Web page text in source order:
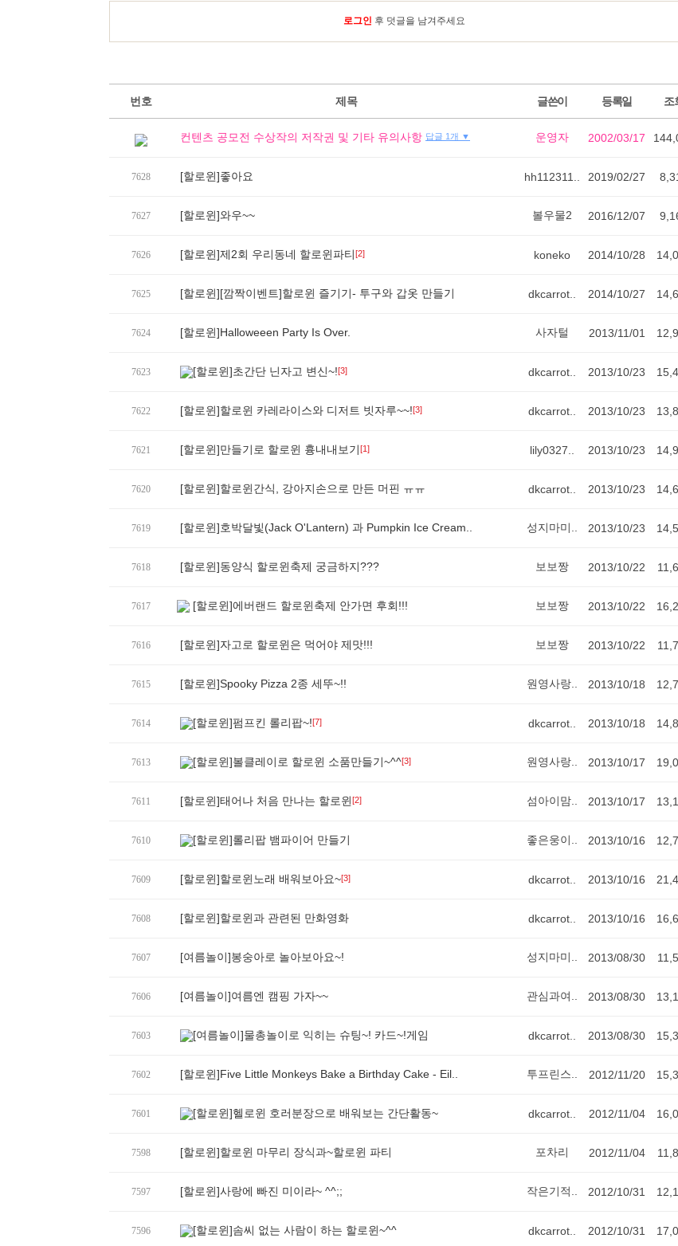
로그인 후 덧글을 남겨주세요
번호 제목 글쓴이 등록일 조
컨텐츠 공모전 수상작의 저작권 및 기타 유의사항 답글 1개 ▼ 운영자 2002/03/17
7628 [할로윈]좋아요 hh112311.. 2019/02/27
7627 [할로윈]와우~~ 볼우물2 2016/12/07
7626 [할로윈]제2회 우리동네 할로윈파티[2] koneko 2014/10/28
7625 [할로윈][깜짝이벤트]할로윈 즐기기- 투구와 갑옷 만들기 dkcarrot.. 2014/10/27
7624 [할로윈]Halloweeen Party Is Over. 사자털 2013/11/01
7623 [할로윈]초간단 닌자고 변신~![3] dkcarrot.. 2013/10/23
7622 [할로윈]할로윈 카레라이스와 디저트 빗자루~~![3] dkcarrot.. 2013/10/23
7621 [할로윈]만들기로 할로윈 흉내내보기[1] lily0327.. 2013/10/23
7620 [할로윈]할로윈간식, 강아지손으로 만든 머핀 ㅠㅠ dkcarrot.. 2013/10/23
7619 [할로윈]호박달빛(Jack O'Lantern) 과 Pumpkin Ice Cream.. 성지마미.. 2013/10/23
7618 [할로윈]동양식 할로윈축제 궁금하지??? 보보짱 2013/10/22
7617 [할로윈]에버랜드 할로윈축제 안가면 후회!!! 보보짱 2013/10/22
7616 [할로윈]자고로 할로윈은 먹어야 제맛!!! 보보짱 2013/10/22
7615 [할로윈]Spooky Pizza 2종 세뚜~!! 원영사랑.. 2013/10/18
7614 [할로윈]펌프킨 롤리팝~![7] dkcarrot.. 2013/10/18
7613 [할로윈]볼클레이로 할로윈 소품만들기~^^[3] 원영사랑.. 2013/10/17
7611 [할로윈]태어나 처음 만나는 할로윈[2] 섬아이맘.. 2013/10/17
7610 [할로윈]롤리팝 뱀파이어 만들기 좋은웅이.. 2013/10/16
7609 [할로윈]할로윈노래 배워보아요~[3] dkcarrot.. 2013/10/16
7608 [할로윈]할로윈과 관련된 만화영화 dkcarrot.. 2013/10/16
7607 [여름놀이]봉숭아로 놀아보아요~! 성지마미.. 2013/08/30
7606 [여름놀이]여름엔 캠핑 가자~~ 관심과여.. 2013/08/30
7603 [여름놀이]물총놀이로 익히는 슈팅~! 카드~!게임 dkcarrot.. 2013/08/30
7602 [할로윈]Five Little Monkeys Bake a Birthday Cake - Eil.. 투프린스.. 2012/11/20
7601 [할로윈]헬로윈 호러분장으로 배워보는 간단활동~ dkcarrot.. 2012/11/04
7598 [할로윈]할로윈 마무리 장식과~할로윈 파티 포차리 2012/11/04
7597 [할로윈]사랑에 빠진 미이라~ ^^;; 작은기적.. 2012/10/31
7596 [할로윈]솜씨 없는 사람이 하는 할로윈~^^ dkcarrot.. 2012/10/31